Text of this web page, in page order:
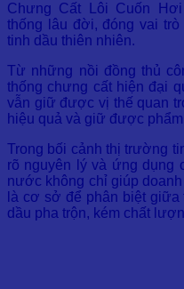
Chưng Cất Lôi Cuốn
thống lâu đời, đóng vai
tinh dầu thiên nhiên.
Từ những nồi đồng thủ
thống chưng cất hiện đại
vẫn giữ được vị thế quan
hiệu quả và giữ được
Trong bối cảnh thị trường
rõ nguyên lý và ứng dụng
nước không chỉ giúp
là cơ sở để phân biệt
dầu pha trộn, kém chất